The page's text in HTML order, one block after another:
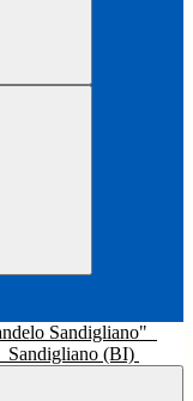
Sandigliano (BI)